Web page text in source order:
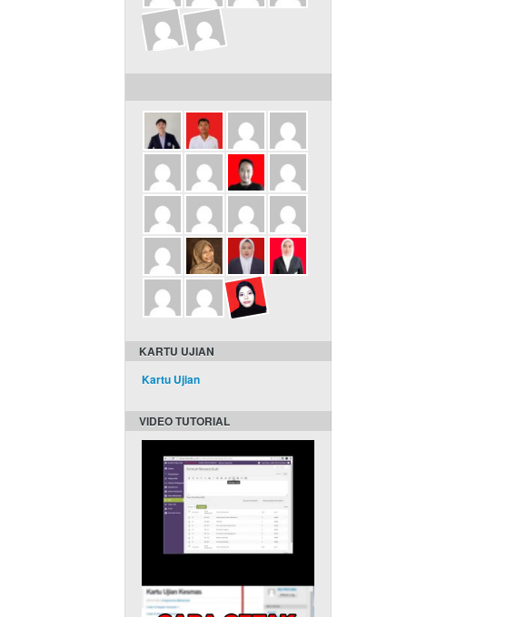
KARTU UJIAN
Kartu Ujian
VIDEO TUTORIAL